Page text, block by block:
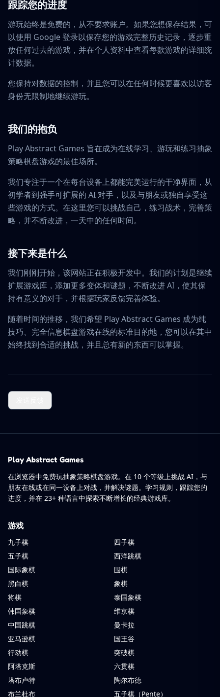
跟踪您的进度
游玩始终是免费的，从不要求账户。如果您想保存结果，可
以使用 Google 登录以保存您的游戏完整历史记录，逐步重
放任何过去的游戏，并在个人资料中查看每款游戏的详细统
计数据。
您保持对数据的控制，并且您可以在任何时候更喜欢以访客
身份无限制地继续游玩。
我们的抱负
Play Abstract Games 旨在成为在线学习、游玩和练习抽象
策略棋盘游戏的最佳场所。
我们专注于一个在每台设备上都能完美运行的干净界面，从
初学者到强手可扩展的 AI 对手，以及与朋友或独自享受这
些游戏的方式。在这里您可以挑战自己，练习战术，完善策
略，并不断改进，一天中的任何时间。
接下来是什么
我们刚刚开始，该网站正在积极开发中。我们的计划是继续
扩展游戏库，添加更多变体和谜题，不断改进 AI，使其保
持有意义的对手，并根据玩家反馈完善体验。
随着时间的推移，我们希望 Play Abstract Games 成为纯
技巧、完全信息棋盘游戏在线的标准目的地，您可以在其中
始终找到合适的挑战，并且总有新的东西可以掌握。
Play Abstract Games
在浏览器中免费玩抽象策略棋盘游戏。在 10 个等级上挑战 AI，与
朋友在线或在同一设备上对战，并解决谜题。学习规则，跟踪您的
进度，并在 23+ 种语言中探索不断增长的经典游戏库。
游戏
九子棋
四子棋
五子棋
西洋跳棋
国际象棋
围棋
黑白棋
象棋
将棋
泰国象棋
韩国象棋
维京棋
中国跳棋
曼卡拉
亚马逊棋
国王谷
行动棋
突破棋
阿塔克斯
六贯棋
塔布卢特
陶尔布德
布兰杜布
五子棋（Pente）